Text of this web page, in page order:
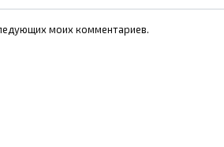
моих комментариев.